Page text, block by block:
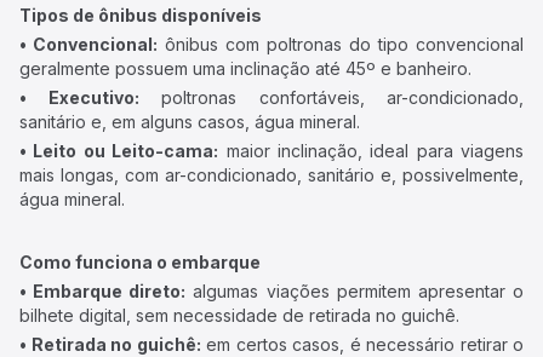
Tipos de ônibus disponíveis
• Convencional: ônibus com poltronas do tipo convencional
geralmente possuem uma inclinação até 45º e banheiro.
• Executivo: poltronas confortáveis, ar-condicionado,
sanitário e, em alguns casos, água mineral.
• Leito ou Leito-cama: maior inclinação, ideal para viagens
mais longas, com ar-condicionado, sanitário e, possivelmente,
água mineral.
Como funciona o embarque
• Embarque direto: algumas viações permitem apresentar o
bilhete digital, sem necessidade de retirada no guichê.
• Retirada no guichê: em certos casos, é necessário retirar o